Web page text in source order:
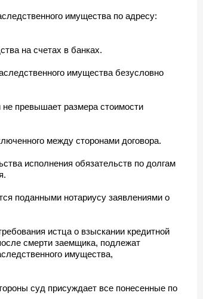
имущества по адресу:
на счетах в банках.
имущества безусловно
превышает размера стоимости
между сторонами договора.
исполнения обязательств по долгам
поданными нотариусу заявлениями о
истца о взыскании кредитной
смерти заемщика, подлежат
имущества,
суд присуждает все понесенные по